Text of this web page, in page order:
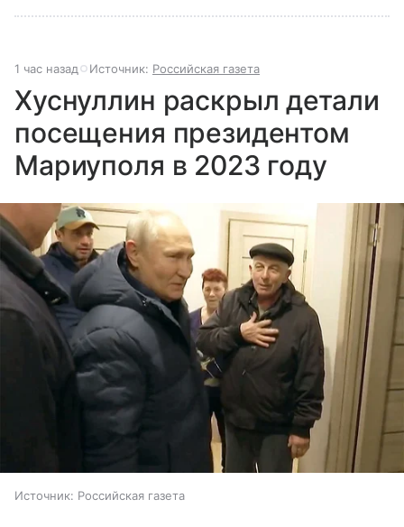
1 час назад Источник: Российская газета
Хуснуллин раскрыл детали
посещения президентом
Мариуполя в 2023 году
Источник: Российская газета